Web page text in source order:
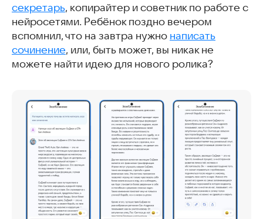
секретарь, копирайтер и советник по работе с
нейросетями. Ребёнок поздно вечером
вспомнил, что на завтра нужно написать
сочинение, или, быть может, вы никак не
можете найти идею для нового ролика?